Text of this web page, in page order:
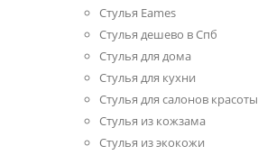
Стулья Eames
Стулья дешево в Спб
Стулья для дома
Стулья для кухни
Стулья для салонов красоты
Стулья из кожзама
Стулья из экокожи